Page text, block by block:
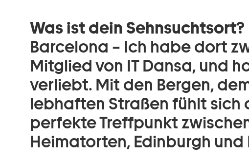
Was ist dein Sehnsuchtsort?
Barcelona – Ich habe dort
Mitglied von IT Dansa, und
verliebt. Mit den Bergen,
lebhaften Straßen fühlt sich
perfekte Treffpunkt
Heimatorten, Edinburgh